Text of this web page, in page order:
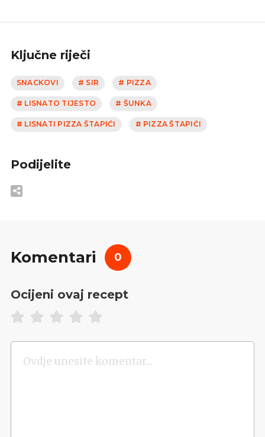
Ključne riječi
SNACKOVI # SIR # PIZZA
# LISNATO TIJESTO # ŠUNKA
# LISNATI PIZZA ŠTAPIĆI # PIZZA ŠTAPIĆI
Podijelite
Komentari 0
Ocijeni ovaj recept